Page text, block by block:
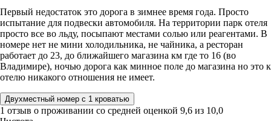
Первый недостаток это дорога в зимнее время года. Просто
испытание для подвески автомобиля. На территории парк отеля
просто все во льду, посыпают местами солью или реагентами. В
номере нет не мини холодильника, не чайника, а ресторан
работает до 23, до ближайшего магазина км где то 16 (во
Владимире), ночью дорога как минное поле до магазина но это к
отелю никакого отношения не имеет.
Двухместный номер с 1 кроватью
1 отзыв о проживании со средней оценкой 9,6 из 10,0